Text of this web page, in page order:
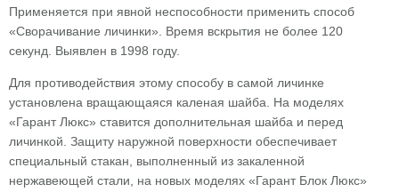
Применяется при явной неспособности применить способ
«Сворачивание личинки». Время вскрытия не более 120
секунд. Выявлен в 1998 году.
Для противодействия этому способу в самой личинке
установлена вращающаяся каленая шайба. На моделях
«Гарант Люкс» ставится дополнительная шайба и перед
личинкой. Защиту наружной поверхности обеспечивает
специальный стакан, выполненный из закаленной
нержавеющей стали, на новых моделях «Гарант Блок Люкс»